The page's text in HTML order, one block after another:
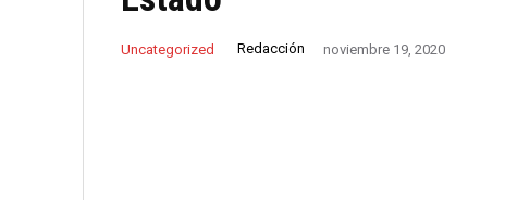
Uncategorized Redacción noviembre 19, 2020